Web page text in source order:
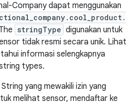
Company dapat menggunakan
stringType digunakan untuk
tidak resmi secara unik. Lihat
informasi selengkapnya
types.
String yang mewakili izin yang
melihat sensor, mendaftar ke